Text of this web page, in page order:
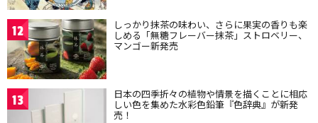
12 しっかり抹茶の味わい、さらに果実の香りも楽
しめる「無糖フレーバー抹茶」ストロベリー、
マンゴー新発売
13 日本の四季折々の植物や情景を描くことに相応
しい色を集めた水彩色鉛筆『色辞典』が新発
売！